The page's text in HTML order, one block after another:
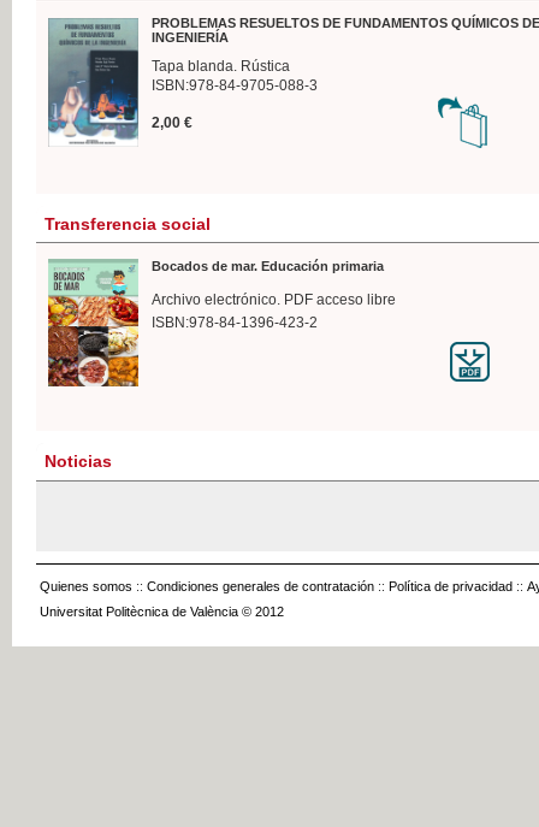
PROBLEMAS RESUELTOS DE FUNDAMENTOS QUÍMICOS
INGENIERÍA
Tapa blanda. Rústica
ISBN:978-84-9705-088-3
2,00 €
Transferencia social
Bocados de mar. Educación primaria
Archivo electrónico. PDF acceso libre
ISBN:978-84-1396-423-2
Noticias
Quienes somos :: Condiciones generales de contratación :: Política de privacidad ::
Universitat Politècnica de València © 2012